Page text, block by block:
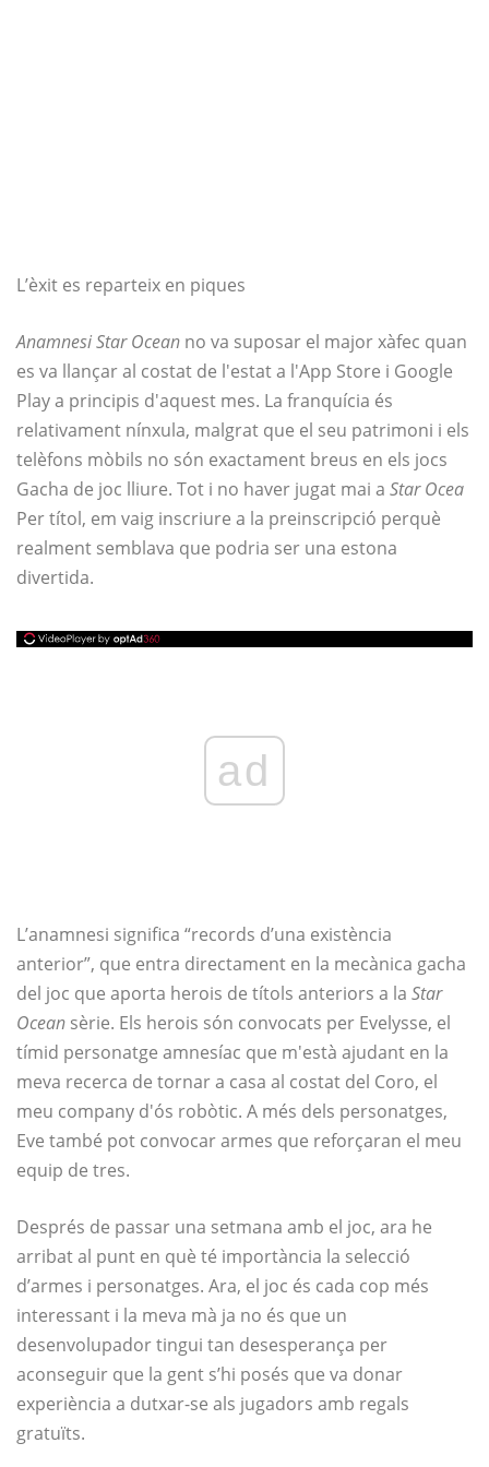
L’èxit es reparteix en piques
Anamnesi Star Ocean no va suposar el major xàfec quan
es va llançar al costat de l'estat a l'App Store i Google
Play a principis d'aquest mes. La franquícia és
relativament nínxula, malgrat que el seu patrimoni i els
telèfons mòbils no són exactament breus en els jocs
Gacha de joc lliure. Tot i no haver jugat mai a Star Ocea
Per títol, em vaig inscriure a la preinscripció perquè
realment semblava que podria ser una estona
divertida.
ad
L’anamnesi significa “records d’una existència
anterior”, que entra directament en la mecànica gacha
del joc que aporta herois de títols anteriors a la Star
Ocean sèrie. Els herois són convocats per Evelysse, el
tímid personatge amnesíac que m'està ajudant en la
meva recerca de tornar a casa al costat del Coro, el
meu company d'ós robòtic. A més dels personatges,
Eve també pot convocar armes que reforçaran el meu
equip de tres.
Després de passar una setmana amb el joc, ara he
arribat al punt en què té importància la selecció
d’armes i personatges. Ara, el joc és cada cop més
interessant i la meva mà ja no és que un
desenvolupador tingui tan desesperança per
aconseguir que la gent s’hi posés que va donar
experiència a dutxar-se als jugadors amb regals
gratuïts.